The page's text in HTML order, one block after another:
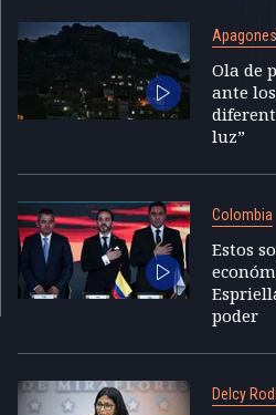
Ola de
ante
luz”
Colombia
Estos
poder
Delcy